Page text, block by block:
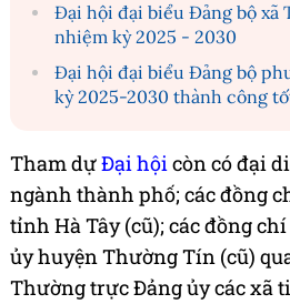
Đại hội đại biểu Đảng bộ xã
nhiệm kỳ 2025 - 2030
Đại hội đại biểu Đảng bộ
kỳ 2025-2030 thành công
Tham dựĐại hộicòn có đại
ngành thành phố; các đồng
tỉnh Hà Tây (cũ); các đồng
ủy huyện Thường Tín (cũ)
Thường trực Đảng ủy các xã